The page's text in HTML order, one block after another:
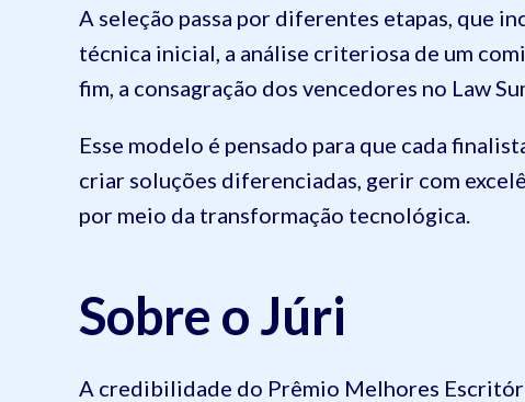
A seleção passa por diferentes etapas, que
técnica inicial, a análise criteriosa de um
fim, a consagração dos vencedores no Law
Esse modelo é pensado para que cada
criar soluções diferenciadas, gerir com
por meio da transformação tecnológica.
Sobre o Júri
A credibilidade do Prêmio Melhores